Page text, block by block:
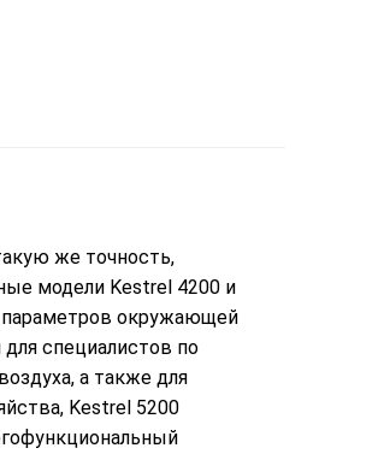
же точность,
модели Kestrel 4200 и
параметров окружающей
специалистов по
а также для
Kestrel 5200